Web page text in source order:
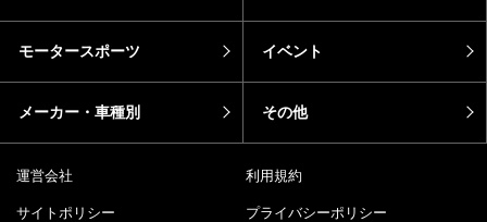
モータースポーツ イベント
メーカー・車種別 その他
運営会社 利用規約
サイトポリシー プライバシーポリシー